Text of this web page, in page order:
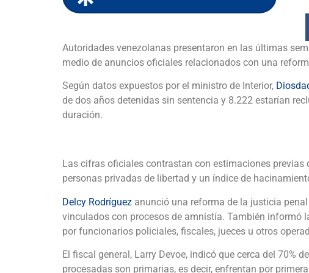
Autoridades venezolanas presentaron en las últimas
medio de anuncios oficiales relacionados con una
Según datos expuestos por el ministro de Interior,
de dos años detenidas sin sentencia y 8.222 estarían
duración.
Las cifras oficiales contrastan con estimaciones
personas privadas de libertad y un índice de
Delcy Rodríguez anunció una reforma de la justicia
vinculados con procesos de amnistía. También informó
por funcionarios policiales, fiscales, jueces u otros
El fiscal general, Larry Devoe, indicó que cerca del 70%
procesadas son primarias, es decir, enfrentan por